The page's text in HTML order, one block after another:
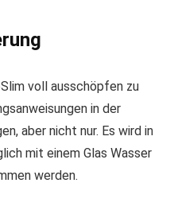
voll ausschöpfen zu
in der
aber nicht nur. Es wird in
mit einem Glas Wasser
werden.